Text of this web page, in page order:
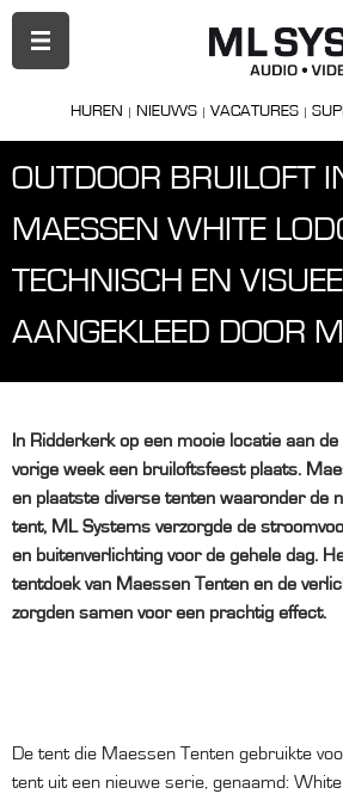
HUREN NIEUWS VACATURES
PRIMAIR
MENU
OUTDOOR BRUILOFT
MAESSEN WHITE
TECHNISCH EN
AANGEKLEED DOOR
In Ridderkerk op een mooie locatie aan
vorige week een bruiloftsfeest plaats.
en plaatste diverse tenten waaronder de
tent, ML Systems verzorgde de
en buitenverlichting voor de gehele dag.
tentdoek van Maessen Tenten en de
zorgden samen voor een prachtig effect.
De tent die Maessen Tenten gebruikte
tent uit een nieuwe serie, genaamd: